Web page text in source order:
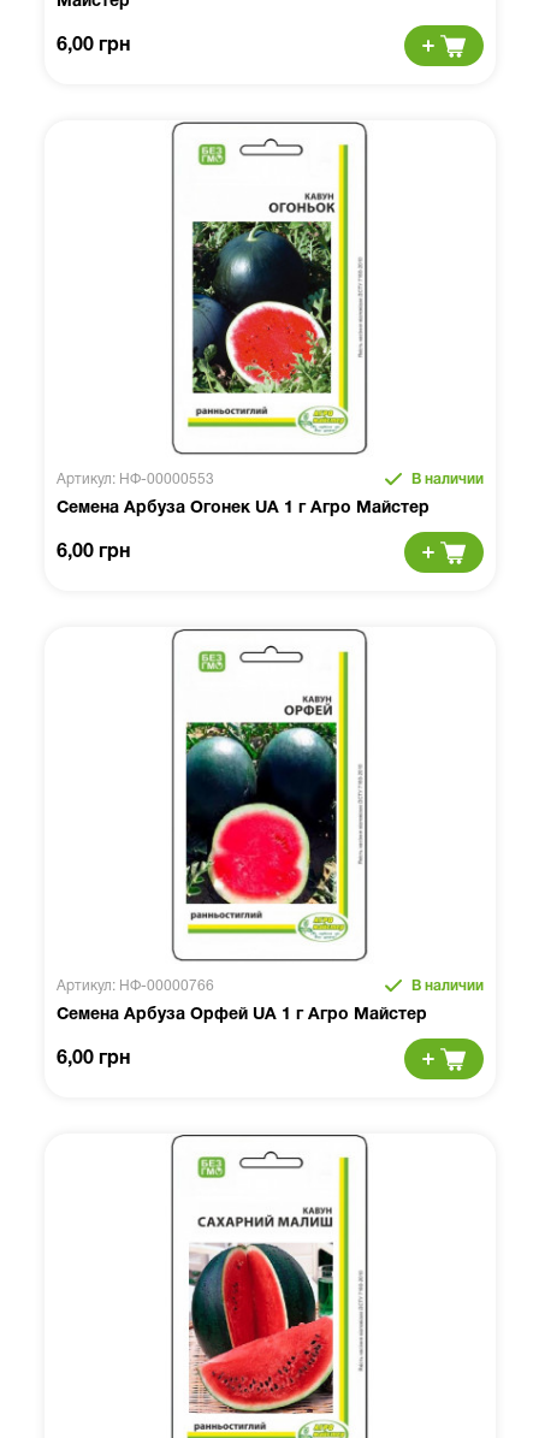
6,00 грн
Артикул: НФ-00000553 В наличии
Семена Арбуза Огонек UA 1 г Агро Майстер
6,00 грн
Артикул: НФ-00000766 В наличии
Семена Арбуза Орфей UA 1 г Агро Майстер
6,00 грн